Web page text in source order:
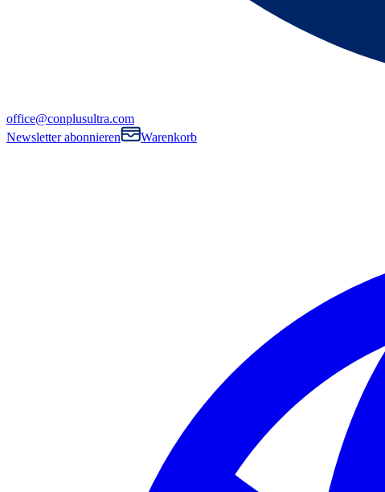
office@conplusultra.com
Newsletter abonnieren
Warenkorb